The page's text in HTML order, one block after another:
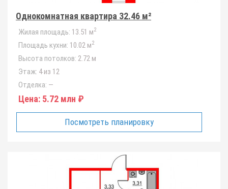
Однокомнатная квартира 32.46 м²
Жилая площадь: 13.51 м2
Площадь кухни: 10.02 м2
Высота потолков: 2.72 м
Этаж: 4 из 12
Отделка: —
Цена: 5.72 млн ₽
Посмотреть планировку